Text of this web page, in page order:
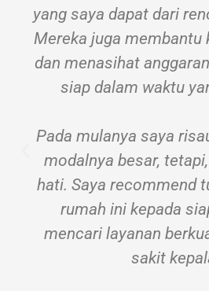
yang saya dapat dari
Mereka juga membantu
dan menasihat
siap dalam waktu
Pada mulanya saya
modalnya besar,
hati. Saya recommend
rumah ini kepada
mencari layanan
sakit